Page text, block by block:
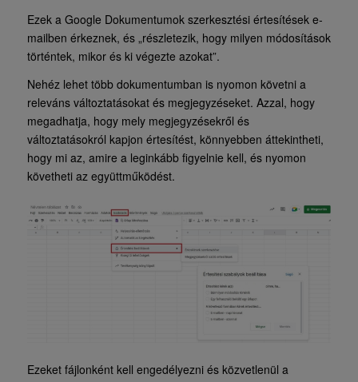
Ezek a Google Dokumentumok szerkesztési értesítések e-
mailben érkeznek, és „részletezik, hogy milyen módosítások
történtek, mikor és ki végezte azokat”.
Nehéz lehet több dokumentumban is nyomon követni a
releváns változtatásokat és megjegyzéseket. Azzal, hogy
megadhatja, hogy mely megjegyzésekről és
változtatásokról kapjon értesítést, könnyebben áttekintheti,
hogy mi az, amire a leginkább figyelnie kell, és nyomon
követheti az együttműködést.
Ezeket fájlonként kell engedélyezni és közvetlenül a